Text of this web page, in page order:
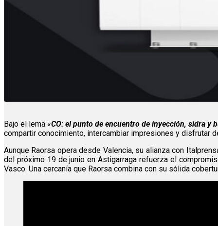
Bajo el lema «CO: el punto de encuentro de inyección, sidra y
compartir conocimiento, intercambiar impresiones y disfrutar
Aunque Raorsa opera desde Valencia, su alianza con
del próximo 19 de junio en Astigarraga refuerza el
Vasco. Una cercanía que Raorsa combina con su sólida